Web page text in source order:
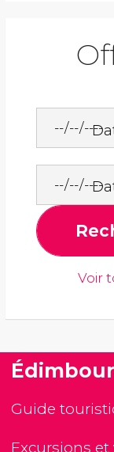
Voir
Guide
Excursions